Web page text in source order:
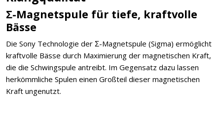
Σ-Magnetspule für tiefe, kraftvolle
Bässe
Die Sony Technologie der Σ-Magnetspule (Sigma) ermöglicht
kraftvolle Bässe durch Maximierung der magnetischen Kraft,
die die Schwingspule antreibt. Im Gegensatz dazu lassen
herkömmliche Spulen einen Großteil dieser magnetischen
Kraft ungenutzt.